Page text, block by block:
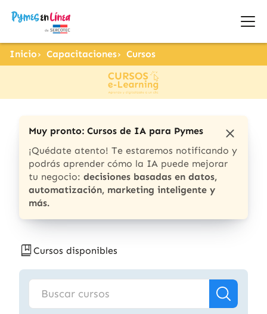
Inicio Capacitaciones Cursos
Muy pronto: Cursos de IA para Pymes
¡Quédate atento! Te estaremos notificando y
podrás aprender cómo la IA puede mejorar
tu negocio: decisiones basadas en datos,
automatización, marketing inteligente y
más.
Cursos disponibles